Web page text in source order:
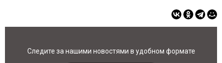
Следите за нашими новостями в удобном формате